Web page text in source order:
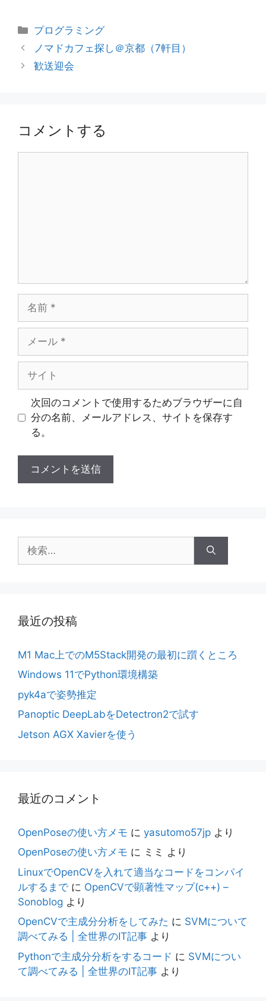
カ
テ
リ
プログラミング
ノマドカフェ探し＠京都（7軒目）
歓送迎会
コメントする
ル
次回のコメントで使用するためブラウザーに自
分の名前、メールアドレス、サイトを保存す
る。
索:
最近の投稿
M1 Mac上でのM5Stack開発の最初に躓くところ
Windows 11でPython環境構築
pyk4aで姿勢推定
Panoptic DeepLabをDetectron2で試す
Jetson AGX Xavierを使う
最近のコメント
OpenPoseの使い方メモ に yasutomo57jp より
OpenPoseの使い方メモ に ミミ より
LinuxでOpenCVを入れて適当なコードをコンパイ
ルするまで に OpenCVで顕著性マップ(c++) –
Sonoblog より
OpenCVで主成分分析をしてみた に SVMについて
調べてみる | 全世界のIT記事 より
Pythonで主成分分析をするコード に SVMについ
て調べてみる | 全世界のIT記事 より